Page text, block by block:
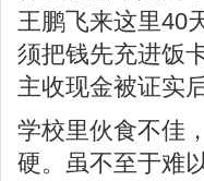
王鹏飞来这里40
须把钱先充进饭
主收现金被证实
学校里伙食不佳
硬。虽不至于难